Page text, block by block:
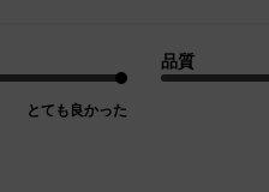
とても良かった
品質